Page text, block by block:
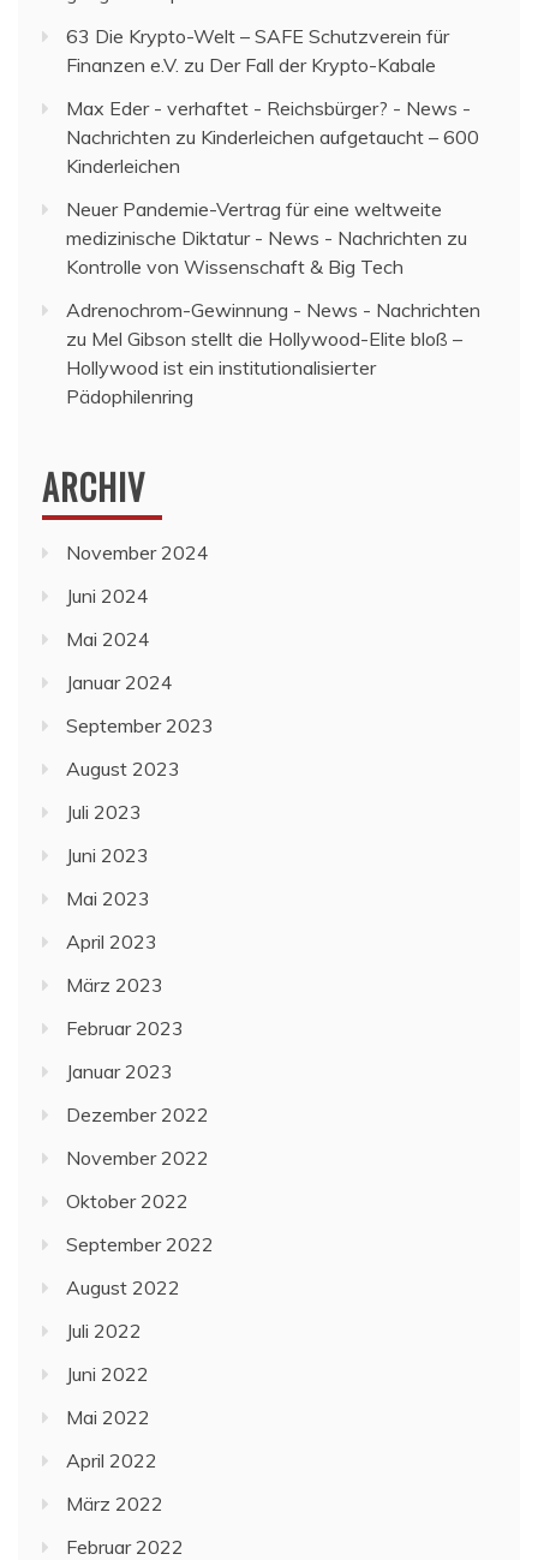
63 Die Krypto-Welt – SAFE Schutzverein für
Finanzen e.V. zu Der Fall der Krypto-Kabale
Max Eder - verhaftet - Reichsbürger? - News -
Nachrichten zu Kinderleichen aufgetaucht – 600
Kinderleichen
Neuer Pandemie-Vertrag für eine weltweite
medizinische Diktatur - News - Nachrichten zu
Kontrolle von Wissenschaft & Big Tech
Adrenochrom-Gewinnung - News - Nachrichten
zu Mel Gibson stellt die Hollywood-Elite bloß –
Hollywood ist ein institutionalisierter
Pädophilenring
ARCHIV
November 2024
Juni 2024
Mai 2024
Januar 2024
September 2023
August 2023
Juli 2023
Juni 2023
Mai 2023
April 2023
März 2023
Februar 2023
Januar 2023
Dezember 2022
November 2022
Oktober 2022
September 2022
August 2022
Juli 2022
Juni 2022
Mai 2022
April 2022
März 2022
Februar 2022